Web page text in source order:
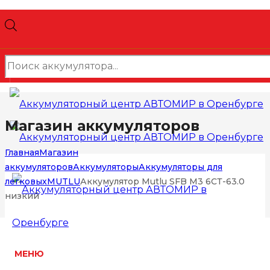
Поиск
товаров
МЕНЮ
Магазин аккумуляторов
ГлавнаяМагазин
аккумуляторовАккумуляторыАккумуляторы для
легковыхMUTLUАккумулятор Mutlu SFB M3 6СТ-63.0
низкий